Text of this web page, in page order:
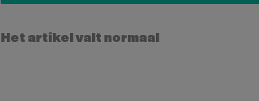
Het artikel valt normaal